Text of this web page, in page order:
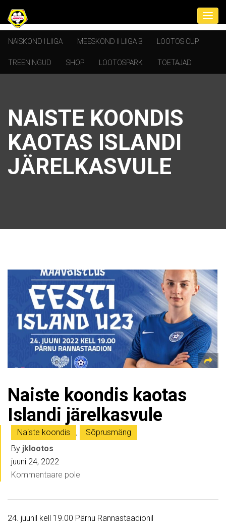
NAISKOND I LIIGA MEESKOND II LIIGA B LOOTOS CUP
TREENINGUD SHOP LOOTOSPARK TOETAJAD
NAISTE KOONDIS
KAOTAS ISLANDI
JÄRELKASVULE
Naiste koondis kaotas
Islandi järelkasvule
Naiste koondis ,
Sõprusmäng
By jklootos
juuni 24, 2022
Kommentaare pole
24. juunil kell 19.00 Pärnu Rannastaadionil